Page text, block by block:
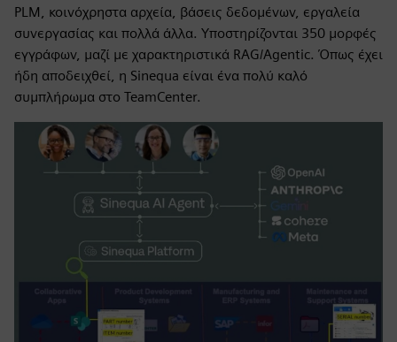
PLM, κοινόχρηστα αρχεία, βάσεις δεδομένων, εργαλεία
συνεργασίας και πολλά άλλα. Υποστηρίζονται 350 μορφές
εγγράφων, μαζί με χαρακτηριστικά RAG/Agentic. Όπως έχει
ήδη αποδειχθεί, η Sinequa είναι ένα πολύ καλό
συμπλήρωμα στο TeamCenter.